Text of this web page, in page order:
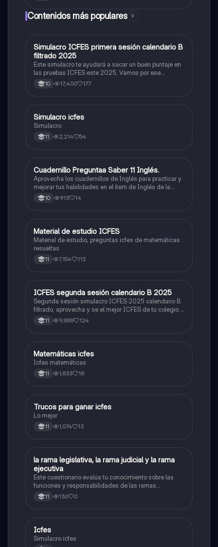
Contenidos más populares 9
ICFES: Matemáticas
Simulacro ICFES primera sesión calendario B
filtrado 2025
Este simulacro te ayudará a sacar un buen puntaje en
las pruebas ICFES este 2025. Vamos por ese
500/500. Y poder ser admitido en la universidad que
quieras, estudiar la carrera que quieres y no la que te
10 17,400 177
ICFES: Lectura Crítica
Simulacro icfes
Simulacro
11 2,214 54
ICFES: Inglés
Cuadernillo Preguntaa Saber 11 Inglés.
Aprovecha los cuadernillos de Inglés para practicar y
mejorar tus habilidades en el ítem de Inglés de la
Prueba Saber 11. 🫡
10 913 14
ICFES: Matemáticas
Material de estudio ICFES
Material de estudio, preguntas icfes de matemáticas
resueltas
11 7,154 113
ICFES: Lectura Crítica
ICFES segunda sesión calendario B 2025
Segunda sesión simulacro ICFES 2025 calendario B
filtrado, aprovecha y se el mejor ICFES de tu colegio y
poder ingresar a universidad, y estudiar aquella
carrera con la que tanto sueñas.
11 9,888 124
ICFES: Matemáticas
Matemáticas icfes
Icfes matemáticas
11 1,833 18
Química
Trucos para ganar icfes
Lo mejor
11 1,074 13
LSociales/Historia
la rama legislativa, la rama judicial y la rama
ejecutiva
Este cuestionario evalúa tu conocimiento sobre las
funciones y responsabilidades de las ramas
legislativa, judicial y ejecutiva.
11 136 0
ICFES: Sociales y Ciudadanas
Icfes
Simulacro icfes